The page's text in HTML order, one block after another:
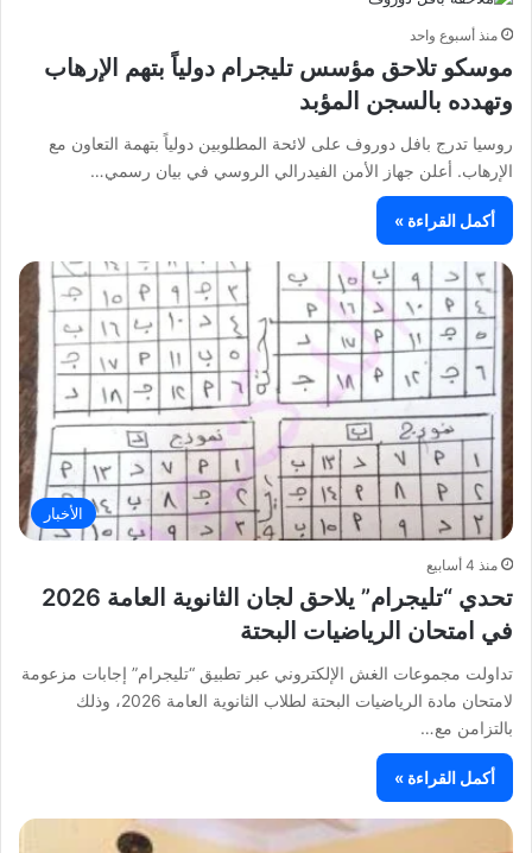
منذ أسبوع واحد
موسكو تلاحق مؤسس تليجرام دولياً بتهم الإرهاب
وتهدده بالسجن المؤبد
روسيا تدرج بافل دوروف على لائحة المطلوبين دولياً بتهمة التعاون مع
الإرهاب. أعلن جهاز الأمن الفيدرالي الروسي في بيان رسمي…
أكمل القراءة »
الأخبار
منذ 4 أسابيع
تحدي “تليجرام” يلاحق لجان الثانوية العامة 2026
في امتحان الرياضيات البحتة
تداولت مجموعات الغش الإلكتروني عبر تطبيق “تليجرام” إجابات مزعومة
لامتحان مادة الرياضيات البحتة لطلاب الثانوية العامة 2026، وذلك
بالتزامن مع…
أكمل القراءة »